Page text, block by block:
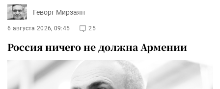
Геворг Мирзаян
6 августа 2026, 09:45 25
Россия ничего не должна Армении